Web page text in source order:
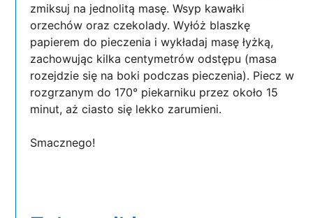
zmiksuj na jednolitą masę. Wsyp kawałki
orzechów oraz czekolady. Wyłóż blaszkę
papierem do pieczenia i wykładaj masę łyżką,
zachowując kilka centymetrów odstępu (masa
rozejdzie się na boki podczas pieczenia). Piecz w
rozgrzanym do 170° piekarniku przez około 15
minut, aż ciasto się lekko zarumieni.
Smacznego!